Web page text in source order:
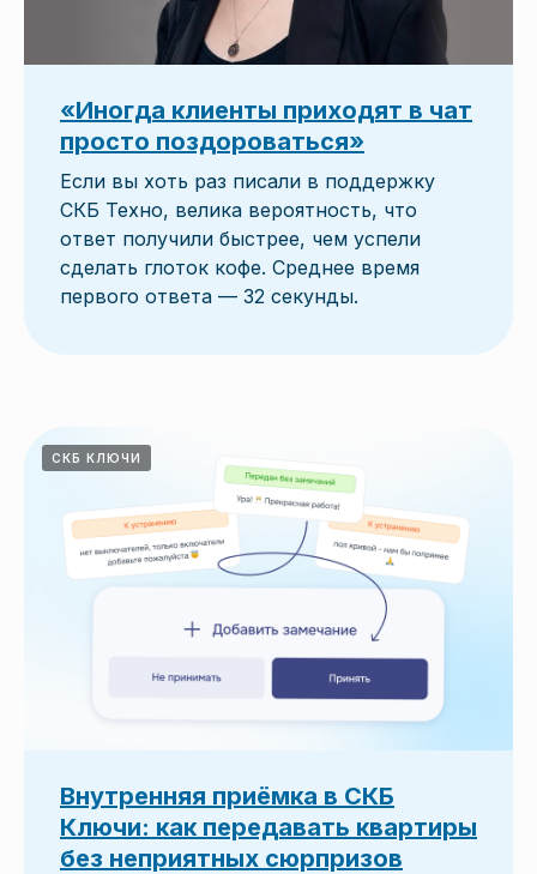
«Иногда клиенты приходят в чат
просто поздороваться»
Если вы хоть раз писали в поддержку
СКБ Техно, велика вероятность, что
ответ получили быстрее, чем успели
сделать глоток кофе. Среднее время
первого ответа — 32 секунды.
СКБ КЛЮЧИ
Внутренняя приёмка в СКБ
Ключи: как передавать квартиры
без неприятных сюрпризов